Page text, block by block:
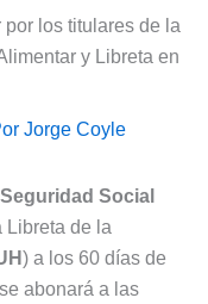
por los titulares de la
y Libreta en
Jorge Coyle
Social
Libreta de la
) a los 60 días de
abonará a las